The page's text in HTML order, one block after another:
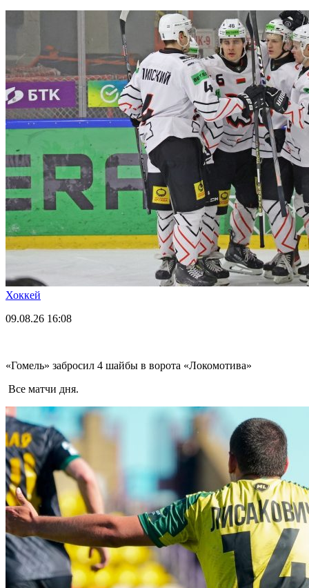
Хоккей
09.08.26 16:08
«Гомель» забросил 4 шайбы в ворота «Локомотива»
Все матчи дня.